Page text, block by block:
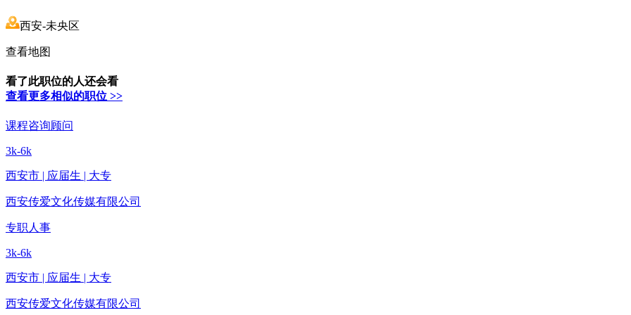
西安-未央区
查看地图
看了此职位的人还会看
查看更多相似的职位 >>
课程咨询顾问
3k-6k
西安市 | 应届生 | 大专
西安传爱文化传媒有限公司
专职人事
3k-6k
西安市 | 应届生 | 大专
西安传爱文化传媒有限公司